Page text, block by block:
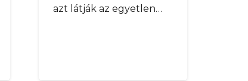
azt látják az egyetlen…